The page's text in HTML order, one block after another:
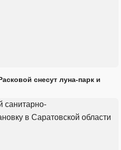
снесут луна-парк и